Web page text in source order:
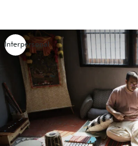
content
Interpersonal